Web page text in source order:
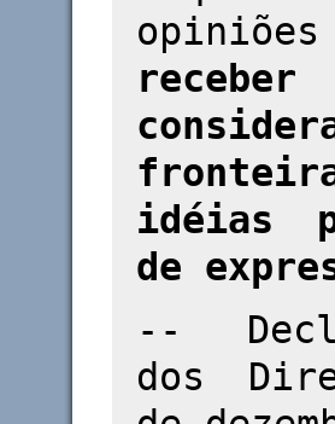
idéias
de
--
dos